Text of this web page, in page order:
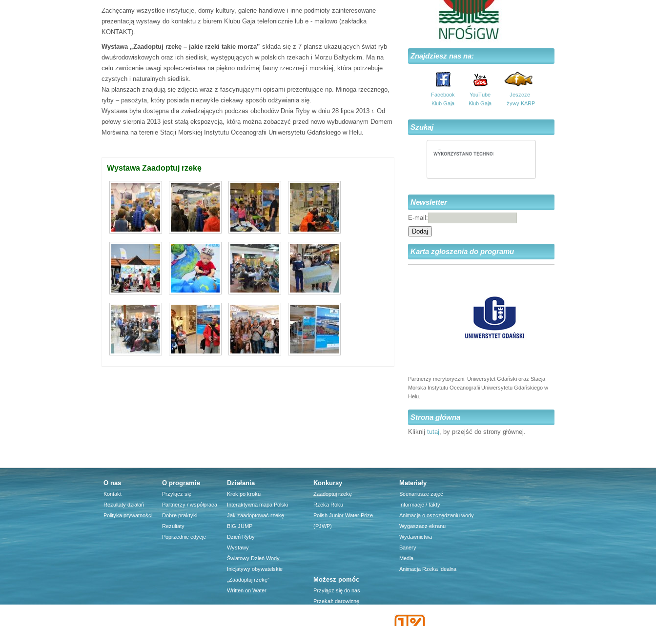
Zachęcamy wszystkie instytucje, domy kultury, galerie handlowe i inne podmioty zainteresowane
prezentacją wystawy do kontaktu z biurem Klubu Gaja telefonicznie lub e - mailowo (zakładka
KONTAKT).
Wystawa „Zaadoptuj rzekę – jakie rzeki takie morza” składa się z 7 plansz ukazujących świat ryb
dwuśrodowiskowych oraz ich siedlisk, występujących w polskich rzekach i Morzu Bałtyckim. Ma na
celu zwrócenie uwagi społeczeństwa na piękno rodzimej fauny rzecznej i morskiej, która potrzebuje
czystych i naturalnych siedlisk.
Na planszach znajdują się zdjęcia wraz z fascynującymi opisami prezentujące np. Minoga rzecznego,
ryby – pasożyta, który posiada niezwykle ciekawy sposób odżywiania się.
Wystawa była dostępna dla zwiedzających podczas obchodów Dnia Ryby w dniu 28 lipca 2013 r. Od
połowy sierpnia 2013 jest stałą ekspozycją, którą można zobaczyć przed nowo wybudowanym Domem
Morświna na terenie Stacji Morskiej Instytutu Oceanografii Uniwersytetu Gdańskiego w Helu.
Wystawa Zaadoptuj rzekę
Znajdziesz nas na:
Facebook
Klub Gaja
YouTube
Klub Gaja
Jeszcze
żywy KARP
Szukaj
Newsletter
E-mail:
Dodaj
Karta zgłoszenia do programu
Partnerzy merytoryczni: Uniwersytet Gdański oraz Stacja
Morska Instytutu Oceanografii Uniwersytetu Gdańskiego w
Helu.
Strona główna
Kliknij tutaj, by przejść do strony głównej.
O nas
Kontakt
Rezultaty działań
Polityka prywatności
O programie
Przyłącz się
Partnerzy / współpraca
Dobre praktyki
Rezultaty
Poprzednie edycje
Działania
Krok po kroku
Interaktywna mapa Polski
Jak zaadoptować rzekę
BIG JUMP
Dzień Ryby
Wystawy
Światowy Dzień Wody
Inicjatywy obywatelskie
„Zaadoptuj rzekę”
Written on Water
Konkursy
Zaadoptuj rzekę
Rzeka Roku
Polish Junior Water Prize
(PJWP)
Materiały
Scenariusze zajęć
Informacje / fakty
Animacja o oszczędzaniu wody
Wygaszacz ekranu
Wydawnictwa
Banery
Media
Animacja Rzeka Idealna
Możesz pomóc
Przyłącz się do nas
Przekaż darowiznę